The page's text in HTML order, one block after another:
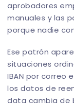
aprobadores
manuales y las
porque nadie
Ese patrón
situaciones
IBAN por correo
los datos de
data cambia de